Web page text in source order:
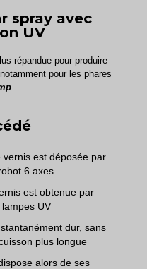
spray avec
UV
répandue pour produire
pour les phares
vernis est déposée par
6 axes
est obtenue par
UV
dur, sans
plus longue
alors de ses